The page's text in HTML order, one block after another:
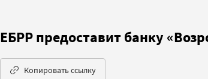
ЕБРР предоставит банку
Копировать ссылку